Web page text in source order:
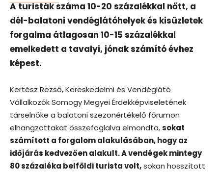
A turisták száma 10-20 százalékkal nőtt, a
dél-balatoni vendéglátóhelyek és kisüzletek
forgalma átlagosan 10-15 százalékkal
emelkedett a tavalyi, jónak számító évhez
képest.
Kertész Rezső, Kereskedelmi és Vendéglátó
Vállalkozók Somogy Megyei Érdekképviseletének
társelnöke a balatoni szezonértékelő fórumon
elhangzottakat összefoglalva elmondta,sokat
számított a forgalom alakulásában, hogy az
időjárás kedvezően alakult. A vendégek mintegy
80 százaléka belföldi turista volt,sokan hosszított